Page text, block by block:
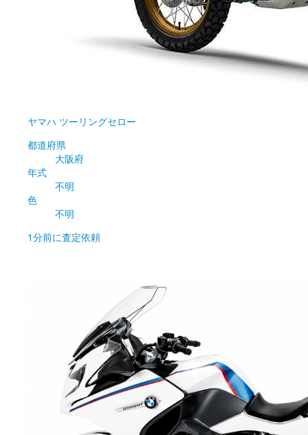
ヤマハ ツーリングセロー
都道府県
大阪府
年式
不明
色
不明
1分前に査定依頼